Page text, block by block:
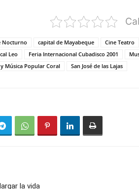
Nocturno capital de Mayabeque Cine Teatro
Leo
Feria Internacional Cubadisco 2001
Música Popular Coral
San José de las Lajas
la vida